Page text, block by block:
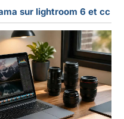
sur lightroom 6 et cc